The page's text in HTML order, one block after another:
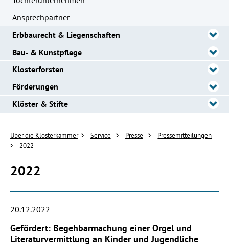
Ansprechpartner
Erbbaurecht & Liegenschaften
Bau- & Kunstpflege
Klosterforsten
Förderungen
Klöster & Stifte
Über die Klosterkammer Service Presse
Pressemitteilungen
2022
2022
20.12.2022
Gefördert: Begehbarmachung einer Orgel und
Literaturvermittlung an Kinder und Jugendliche